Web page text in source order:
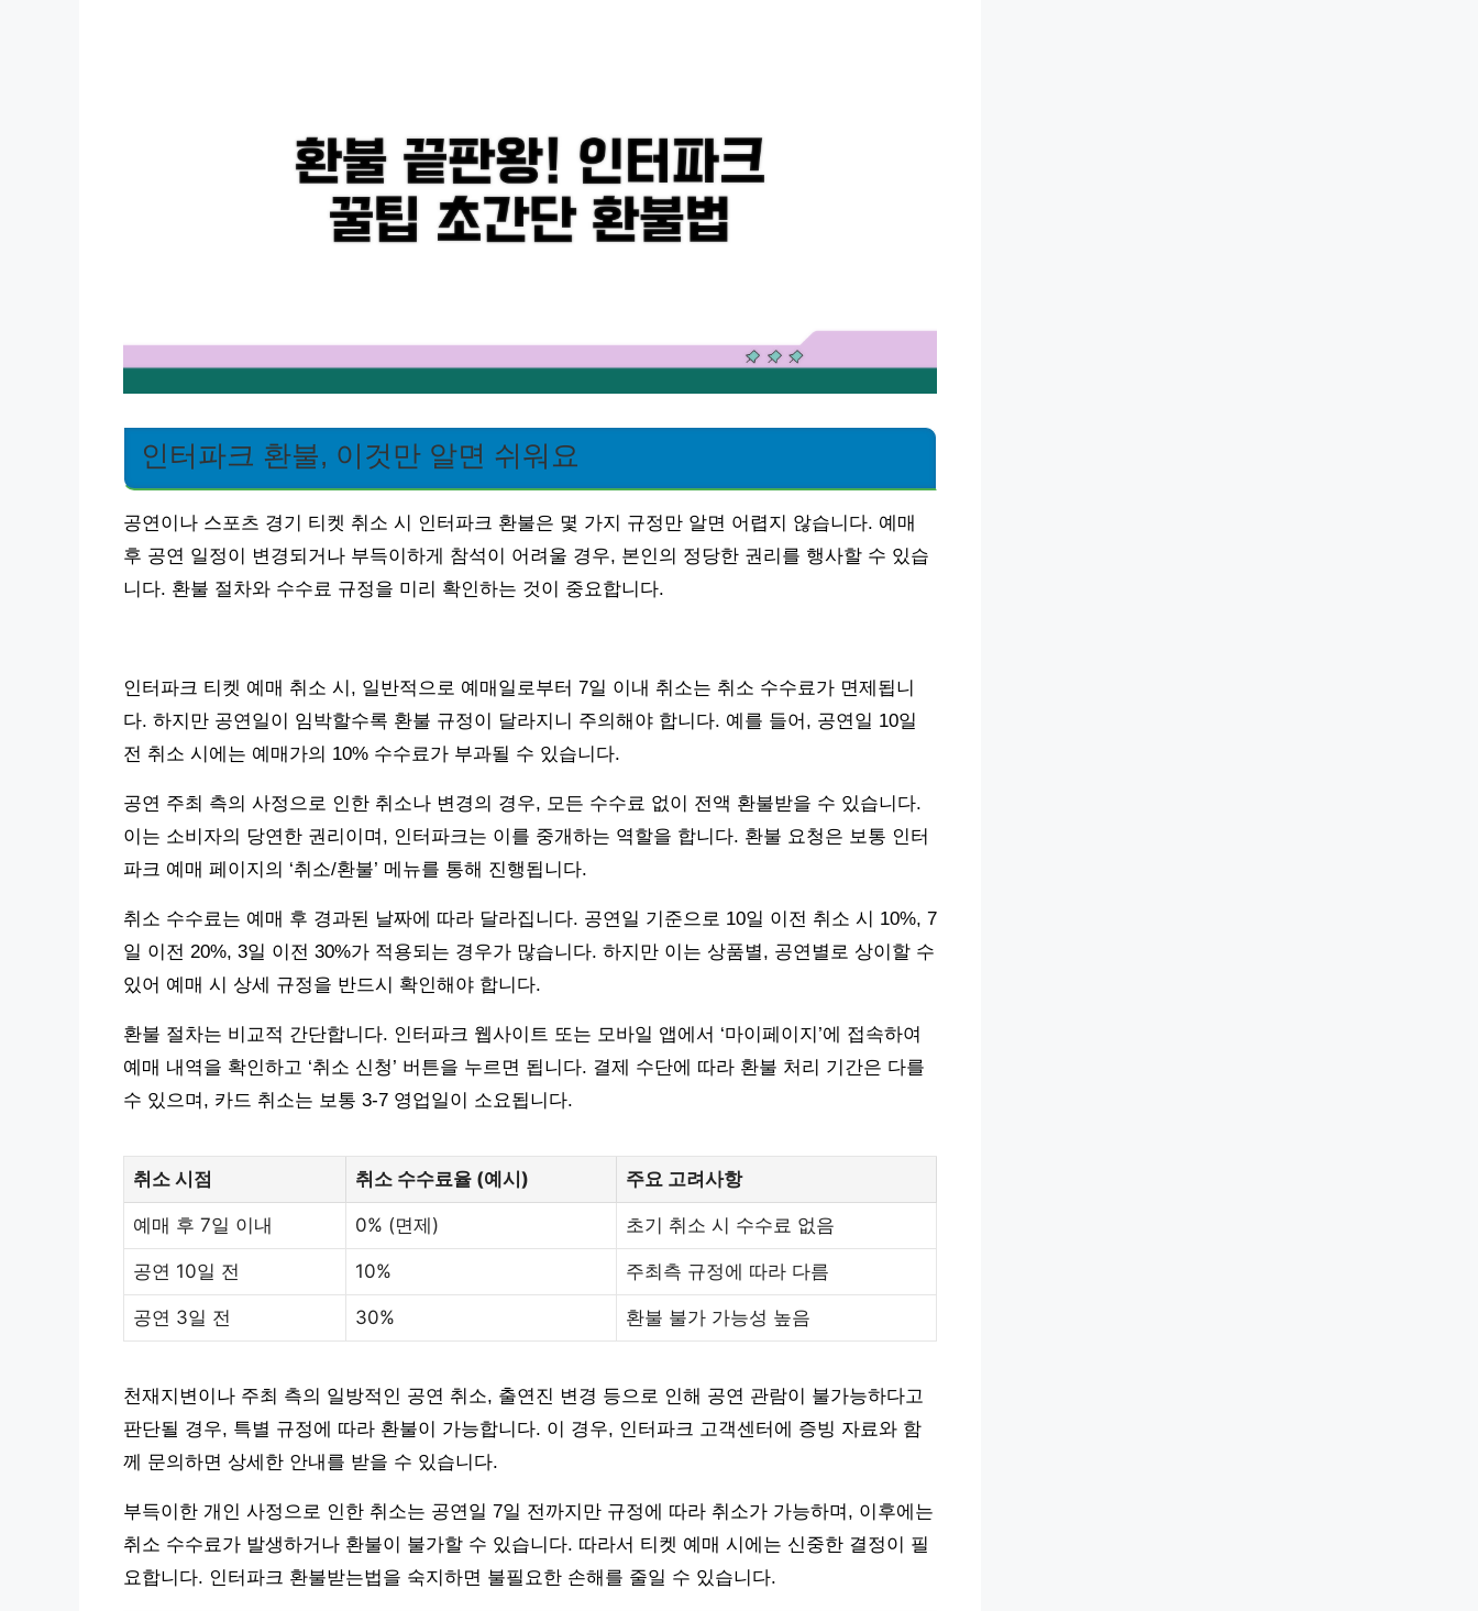
인터파크 환불, 이것만 알면 쉬워요
공연이나 스포츠 경기 티켓 취소 시 인터파크 환불은 몇 가지 규정만 알면 어렵지 않습니다. 예매
후 공연 일정이 변경되거나 부득이하게 참석이 어려울 경우, 본인의 정당한 권리를 행사할 수 있습
니다. 환불 절차와 수수료 규정을 미리 확인하는 것이 중요합니다.
인터파크 티켓 예매 취소 시, 일반적으로 예매일로부터 7일 이내 취소는 취소 수수료가 면제됩니
다. 하지만 공연일이 임박할수록 환불 규정이 달라지니 주의해야 합니다. 예를 들어, 공연일 10일
전 취소 시에는 예매가의 10% 수수료가 부과될 수 있습니다.
공연 주최 측의 사정으로 인한 취소나 변경의 경우, 모든 수수료 없이 전액 환불받을 수 있습니다.
이는 소비자의 당연한 권리이며, 인터파크는 이를 중개하는 역할을 합니다. 환불 요청은 보통 인터
파크 예매 페이지의 ‘취소/환불’ 메뉴를 통해 진행됩니다.
취소 수수료는 예매 후 경과된 날짜에 따라 달라집니다. 공연일 기준으로 10일 이전 취소 시 10%, 7
일 이전 20%, 3일 이전 30%가 적용되는 경우가 많습니다. 하지만 이는 상품별, 공연별로 상이할 수
있어 예매 시 상세 규정을 반드시 확인해야 합니다.
환불 절차는 비교적 간단합니다. 인터파크 웹사이트 또는 모바일 앱에서 ‘마이페이지’에 접속하여
예매 내역을 확인하고 ‘취소 신청’ 버튼을 누르면 됩니다. 결제 수단에 따라 환불 처리 기간은 다를
수 있으며, 카드 취소는 보통 3-7 영업일이 소요됩니다.
취소 시점 취소 수수료율 (예시) 주요 고려사항
예매 후 7일 이내 0% (면제) 초기 취소 시 수수료 없음
공연 10일 전 10% 주최측 규정에 따라 다름
공연 3일 전 30% 환불 불가 가능성 높음
천재지변이나 주최 측의 일방적인 공연 취소, 출연진 변경 등으로 인해 공연 관람이 불가능하다고
판단될 경우, 특별 규정에 따라 환불이 가능합니다. 이 경우, 인터파크 고객센터에 증빙 자료와 함
께 문의하면 상세한 안내를 받을 수 있습니다.
부득이한 개인 사정으로 인한 취소는 공연일 7일 전까지만 규정에 따라 취소가 가능하며, 이후에는
취소 수수료가 발생하거나 환불이 불가할 수 있습니다. 따라서 티켓 예매 시에는 신중한 결정이 필
요합니다. 인터파크 환불받는법을 숙지하면 불필요한 손해를 줄일 수 있습니다.